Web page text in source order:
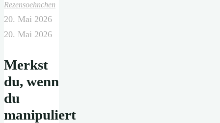
Rezensoehnchen
20. Mai 2026
20. Mai 2026
Merkst
du, wenn
du
manipuliert